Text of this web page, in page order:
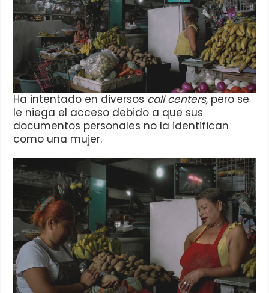
Ha intentado en diversos call centers, pero se
le niega el acceso debido a que sus
documentos personales no la identifican
como una mujer.